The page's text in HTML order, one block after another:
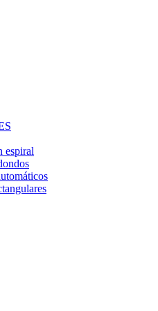
espiral